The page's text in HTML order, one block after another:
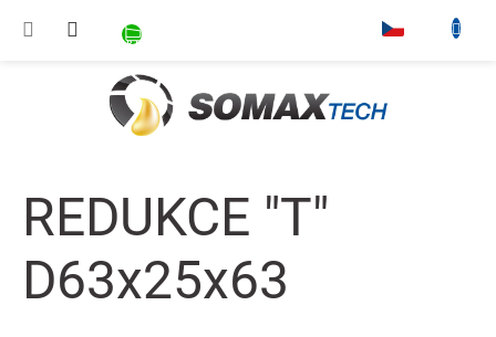
NÁKUPNÍ KOŠÍK
REDUKCE "T"
D63x25x63